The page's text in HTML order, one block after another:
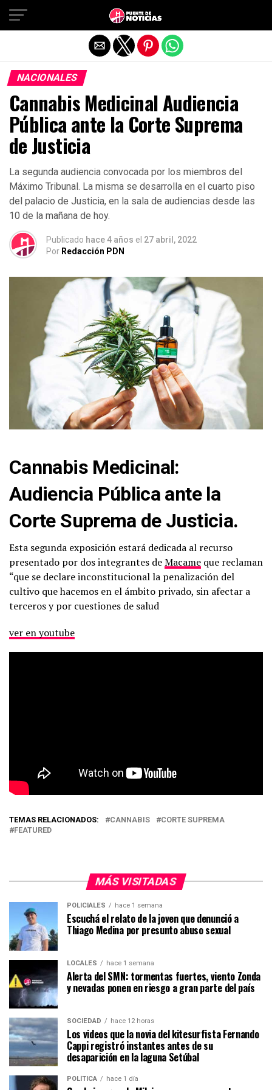
NACIONALES
Cannabis Medicinal Audiencia
Pública ante la Corte Suprema
de Justicia
La segunda audiencia convocada por los miembros del
Máximo Tribunal. La misma se desarrolla en el cuarto piso
del palacio de Justicia, en la sala de audiencias desde las
10 de la mañana de hoy.
Publicado hace 4 años el 27 abril, 2022
Por Redacción PDN
Cannabis Medicinal:
Audiencia Pública ante la
Corte Suprema de Justicia.
Esta segunda exposición estará dedicada al recurso
presentado por dos integrantes deMacame que reclaman
“que se declare inconstitucional la penalización del
cultivo que hacemos en el ámbito privado, sin afectar a
terceros y por cuestiones de salud
ver en youtube
TEMAS RELACIONADOS: CANNABIS
CORTE SUPREMA
FEATURED
MÁS VISITADAS
POLICIALES hace 1 semana
Escuchá el relato de la joven que denunció a
Thiago Medina por presunto abuso sexual
LOCALES hace 1 semana
Alerta del SMN: tormentas fuertes, viento Zonda
y nevadas ponen en riesgo a gran parte del país
SOCIEDAD hace 12 horas
Los videos que la novia del kitesurfista Fernando
Cappi registró instantes antes de su
desaparición en la laguna Setúbal
POLÍTICA hace 1 día
Salir de la versión móvil